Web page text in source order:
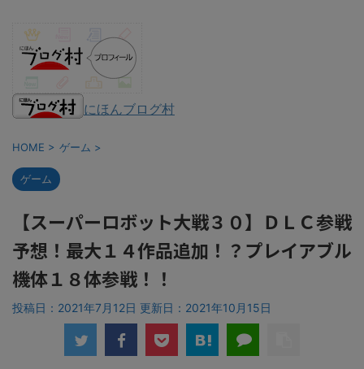
にほんブログ村
HOME > ゲーム >
ゲーム
【スーパーロボット大戦３０】ＤＬＣ参戦
予想！最大１４作品追加！？プレイアブル
機体１８体参戦！！
投稿日：2021年7月12日 更新日： 2021年10月15日